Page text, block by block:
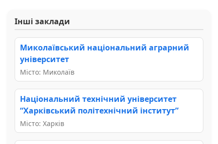
Інші заклади
Миколаївський національний аграрний
університет
Місто: Миколаїв
Національний технічний університет
“Харківський політехнічний інститут”
Місто: Харків